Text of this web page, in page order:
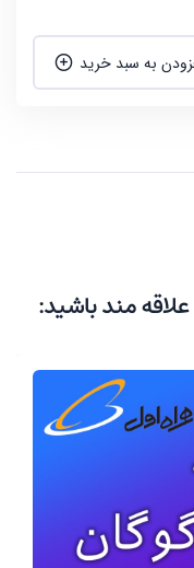
به سبد خرید
مند باشید: